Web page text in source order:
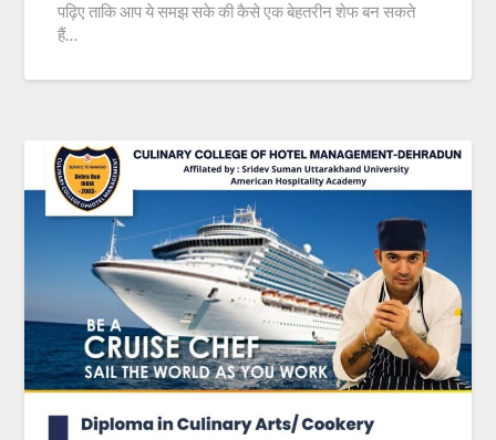
पढ़िए ताकि आप ये समझ सके की कैसे एक बेहतरीन शेफ बन सकते
हैं…